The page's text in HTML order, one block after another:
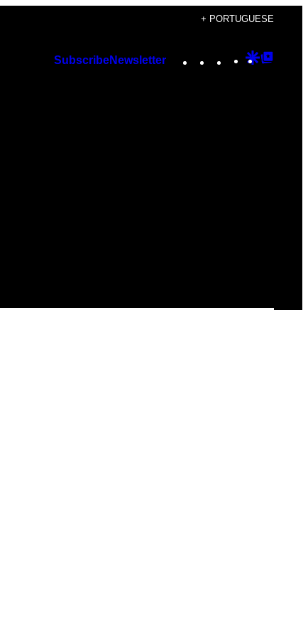
+ PORTUGUESE
SubscribeNewsletter Instagram
TikTok
YouTube
Google